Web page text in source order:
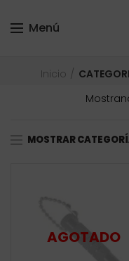
Menú
Inicio
MOSTRAR